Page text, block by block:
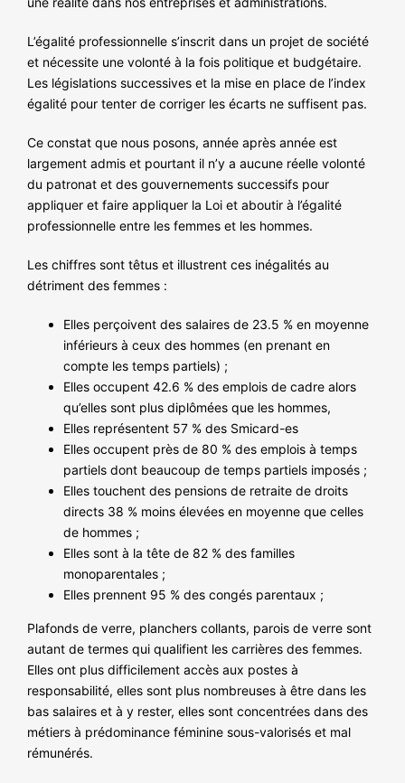
NOS ACTIONS
L’égalité professionnelle s’inscrit dans un projet de société
et nécessite une volonté à la fois politique et budgétaire.
Les législations successives et la mise en place de l’index
égalité pour tenter de corriger les écarts ne suffisent pas.
Ce constat que nous posons, année après année est
largement admis et pourtant il n’y a aucune réelle volonté
du patronat et des gouvernements successifs pour
appliquer et faire appliquer la Loi et aboutir à l’égalité
professionnelle entre les femmes et les hommes.
Les chiffres sont têtus et illustrent ces inégalités au
détriment des femmes :
Elles perçoivent des salaires de 23.5 % en moyenne
inférieurs à ceux des hommes (en prenant en
compte les temps partiels) ;
Elles occupent 42.6 % des emplois de cadre alors
qu’elles sont plus diplômées que les hommes,
Elles représentent 57 % des Smicard-es
Elles occupent près de 80 % des emplois à temps
partiels dont beaucoup de temps partiels imposés ;
Elles touchent des pensions de retraite de droits
directs 38 % moins élevées en moyenne que celles
de hommes ;
Elles sont à la tête de 82 % des familles
monoparentales ;
Elles prennent 95 % des congés parentaux ;
Plafonds de verre, planchers collants, parois de verre sont
autant de termes qui qualifient les carrières des femmes.
Elles ont plus difficilement accès aux postes à
responsabilité, elles sont plus nombreuses à être dans les
bas salaires et à y rester, elles sont concentrées dans des
métiers à prédominance féminine sous-valorisés et mal
rémunérés.